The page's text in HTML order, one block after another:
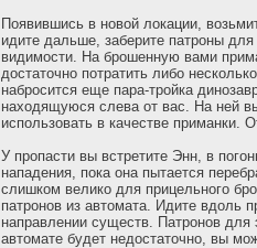
Появившись в новой локации,
идите дальше, заберите патроны
видимости. На брошенную вами
достаточно потратить либо
набросится еще пара-тройка
находящуюся слева от вас. На ней
использовать в качестве приманки.
У пропасти вы встретите Энн, в
нападения, пока она пытается
слишком велико для прицельного
патронов из автомата. Идите вдоль
направлении существ. Патронов для
автомате будет недостаточно, вы